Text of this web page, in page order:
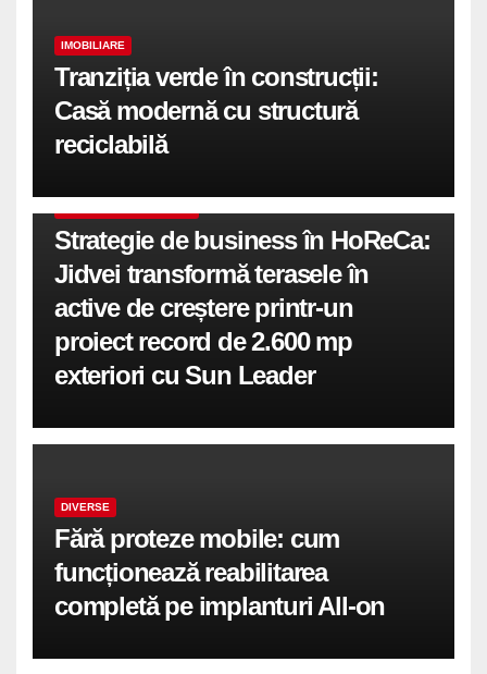
IMOBILIARE
Tranziția verde în construcții:
Casă modernă cu structură
reciclabilă
Strategie de business în HoReCa:
Jidvei transformă terasele în
active de creștere printr-un
proiect record de 2.600 mp
exteriori cu Sun Leader
DIVERSE
Fără proteze mobile: cum
funcționează reabilitarea
completă pe implanturi All-on